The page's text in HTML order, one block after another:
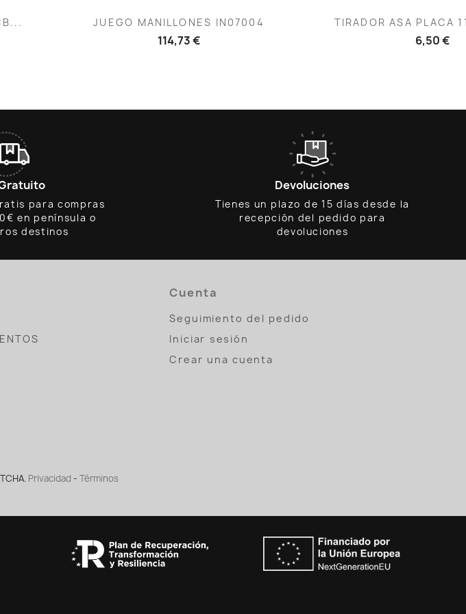
 Vista rápida
JUEGO MANILLONES IN07004
114,73 €
 Vista
TIRADOR ASA PLACA
6,50 €
para compras
en península o
destinos
Devoluciones
Tienes un plazo de 15 días desde la
recepción del pedido para
devoluciones
Cuenta
Seguimiento del pedido
Iniciar sesión
Crear una cuenta
Privacidad - Términos